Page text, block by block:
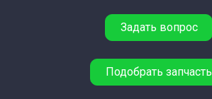
Samsung CE1000R-TD/BWT
Samsung CE1000R-TS/BWT
Задать вопрос
Подобрать запчасть